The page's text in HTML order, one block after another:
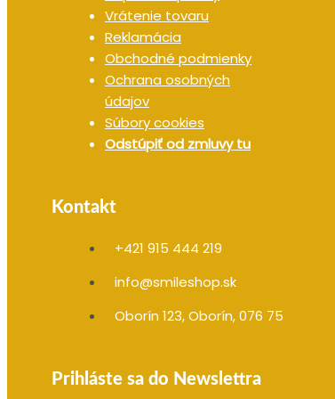
Vrátenie tovaru
Reklamácia
Obchodné podmienky
Ochrana osobných
údajov
Súbory cookies
Odstúpiť od zmluvy tu
Kontakt
+421 915 444 219
info@smileshop.sk
Oborín 123, Oborín, 076 75
Prihláste sa do Newslettra